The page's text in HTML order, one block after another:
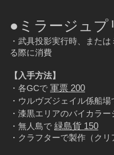
●ミラージュプ
・武具投影実行時、また
る際に消費
【入手方法】
・各GCで 軍票 200
・ウルヴズジェイル係船場
・漆黒エリアのバイカラ
・無人島で 緑島貨 150
・クラフターで製作（クリ